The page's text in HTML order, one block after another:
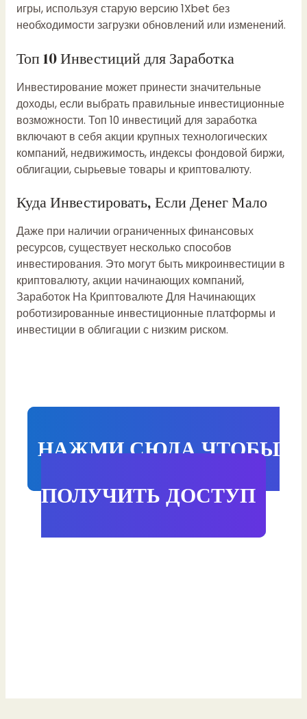
игры, используя старую версию 1Xbet без
необходимости загрузки обновлений или изменений.
Топ 10 Инвестиций для Заработка
Инвестирование может принести значительные
доходы, если выбрать правильные инвестиционные
возможности. Топ 10 инвестиций для заработка
включают в себя акции крупных технологических
компаний, недвижимость, индексы фондовой биржи,
облигации, сырьевые товары и криптовалюту.
Куда Инвестировать, Если Денег Мало
Даже при наличии ограниченных финансовых
ресурсов, существует несколько способов
инвестирования. Это могут быть микроинвестиции в
криптовалюту, акции начинающих компаний,
Заработок На Криптовалюте Для Начинающих
роботизированные инвестиционные платформы и
инвестиции в облигации с низким риском.
НАЖМИ СЮДА ЧТОБЫ
ПОЛУЧИТЬ ДОСТУП